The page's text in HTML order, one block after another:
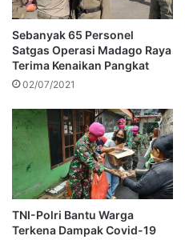
Sebanyak 65 Personel
Satgas Operasi Madago Raya
Terima Kenaikan Pangkat
02/07/2021
TNI-Polri Bantu Warga
Terkena Dampak Covid-19